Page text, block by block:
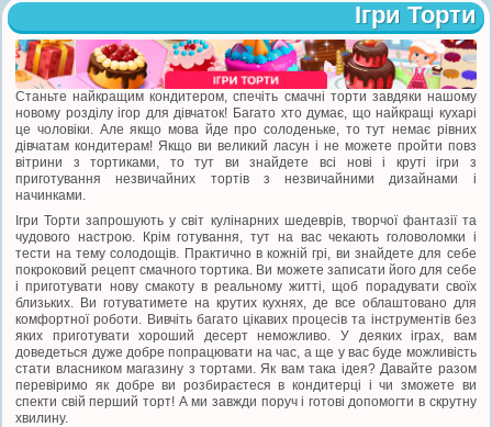
Ігри Торти
Станьте найкращим кондитером, спечіть смачні торти завдяки нашому
новому розділу ігор для дівчаток! Багато хто думає, що найкращі кухарі
це чоловіки. Але якщо мова йде про солоденьке, то тут немає рівних
дівчатам кондитерам! Якщо ви великий ласун і не можете пройти повз
вітрини з тортиками, то тут ви знайдете всі нові і круті ігри з
приготування незвичайних тортів з незвичайними дизайнами і
начинками.
Ігри Торти запрошують у світ кулінарних шедеврів, творчої фантазії та
чудового настрою. Крім готування, тут на вас чекають головоломки і
тести на тему солодощів. Практично в кожній грі, ви знайдете для себе
покроковий рецепт смачного тортика. Ви можете записати його для себе
і приготувати нову смакоту в реальному житті, щоб порадувати своїх
близьких. Ви готуватимете на крутих кухнях, де все облаштовано для
комфортної роботи. Вивчіть багато цікавих процесів та інструментів без
яких приготувати хороший десерт неможливо. У деяких іграх, вам
доведеться дуже добре попрацювати на час, а ще у вас буде можливість
стати власником магазину з тортами. Як вам така ідея? Давайте разом
перевіримо як добре ви розбираєтеся в кондитерці і чи зможете ви
спекти свій перший торт! А ми завжди поруч і готові допомогти в скрутну
хвилину.